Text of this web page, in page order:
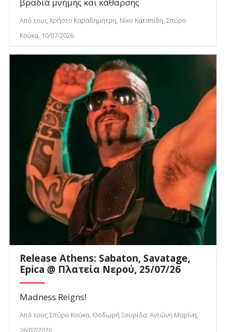
Από τους Χρήστο Καραδημήτρη, Νίκο Καταπίδη, Σπύρο
Κούκα, 10/07/2026
Release Athens: Sabaton, Savatage,
Epica @ Πλατεία Νερού, 25/07/26
Madness Reigns!
Από τους Σπύρο Κούκα, Θοδωρή Ξουρίδα, Αντώνη Μαρίνη,
26/07/2026